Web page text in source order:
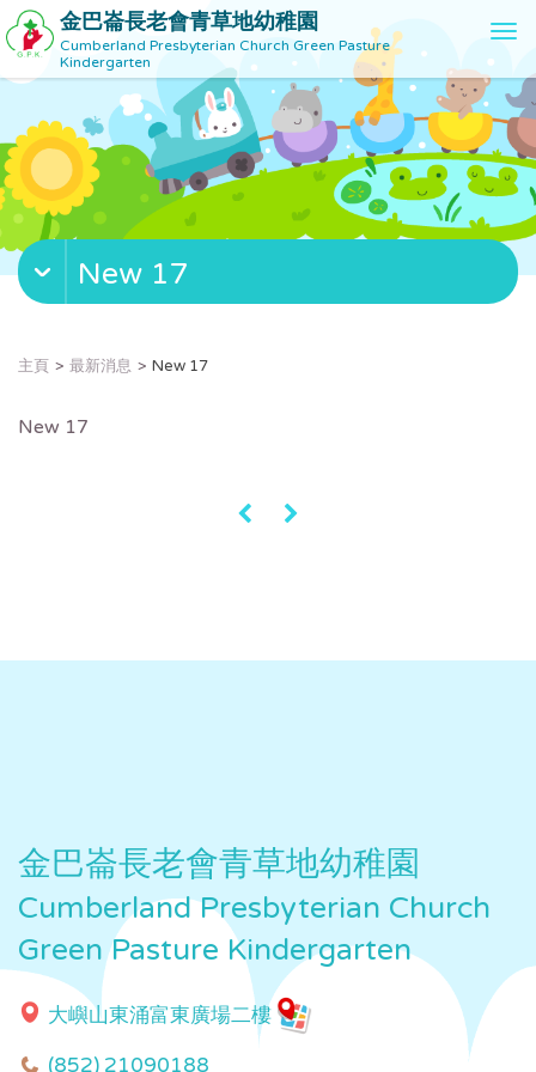
金巴崙長老會青草地幼稚園
Cumberland Presbyterian Church Green Pasture
Kindergarten
T
g
g
l
e
n
a
v
g
New 17
主頁 最新消息 New 17
New 17
« »
金巴崙長老會青草地幼稚園
Cumberland Presbyterian Church
Green Pasture Kindergarten
大嶼山東涌富東廣場二樓
(852) 21090188